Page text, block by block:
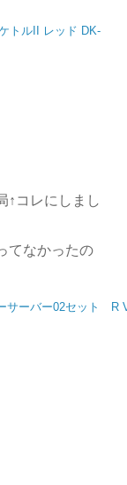
トルII レッド DK-
↑コレにしまし
てなかったの
サーバー02セット R